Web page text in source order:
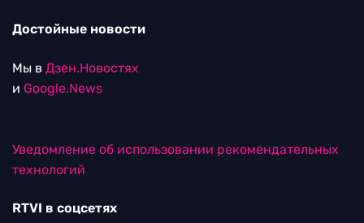
Достойные новости
Мы в Дзен.Новостях
и Google.News
Уведомление об использовании рекомендательных
технологий
RTVI в соцсетях